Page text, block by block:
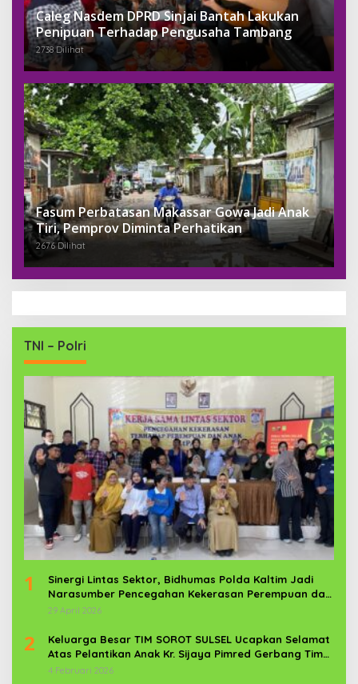
Caleg Nasdem DPRD Sinjai Bantah Lakukan
Penipuan Terhadap Pengusaha Tambang
2738 Dilihat
Fasum Perbatasan Makassar Gowa Jadi Anak
Tiri, Pemprov Diminta Perhatikan
2676 Dilihat
TNI – Polri
1
Sinergi Lintas Sektor, Bidhumas Polda Kaltim Jadi
Narasumber Pencegahan Kekerasan Perempuan dan
Anak
29 April 2026
2
Keluarga Besar TIM SOROT SULSEL Ucapkan Selamat
Atas Pelantikan Anak Kr. Sijaya Pimred Gerbang Timur
News Com Sebagai Prajurit TNI
4 Februari 2026